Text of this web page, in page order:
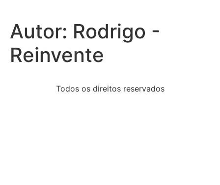
Autor: Rodrigo -
Reinvente
Todos os direitos reservados